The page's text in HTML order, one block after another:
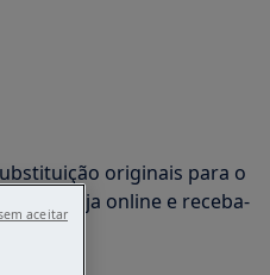
originais para o
nossa loja online e receba-
casa.
aceitar